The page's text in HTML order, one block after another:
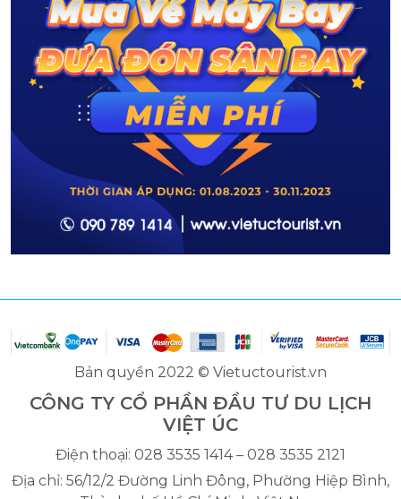
Bản quyền 2022 © Vietuctourist.vn
CÔNG TY CỔ PHẦN ĐẦU TƯ DU LỊCH
VIỆT ÚC
Điện thoại: 028 3535 1414 – 028 3535 2121
Địa chỉ: 56/12/2 Đường Linh Đông, Phường Hiệp Bình,